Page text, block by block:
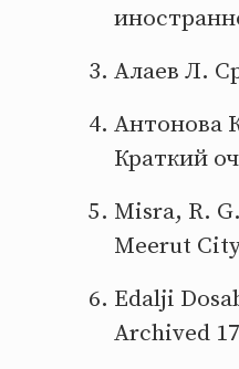
Алаев Л.
Антонова
Краткий
Misra, R.
Meerut
Edalji
Archived